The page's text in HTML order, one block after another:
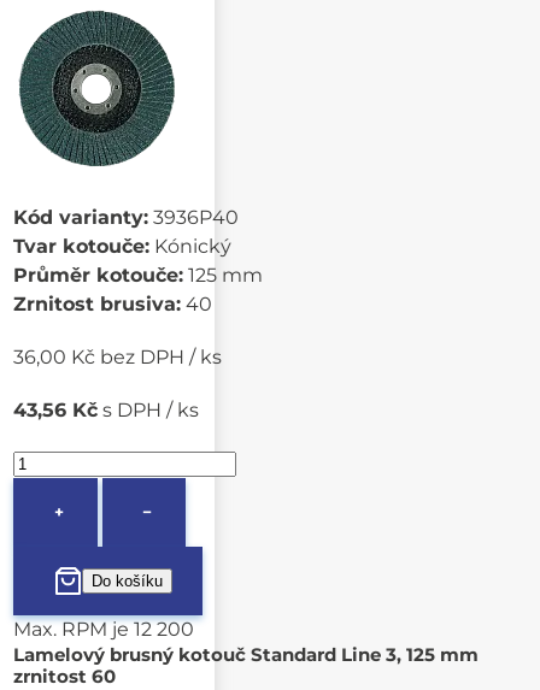
Kód varianty: 3936P40
Tvar kotouče: Kónický
Průměr kotouče: 125 mm
Zrnitost brusiva: 40
36,00 Kč bez DPH / ks
43,56 Kč s DPH / ks
+ −
Max. RPM je 12 200
Lamelový brusný kotouč Standard Line 3, 125 mm
zrnitost 60